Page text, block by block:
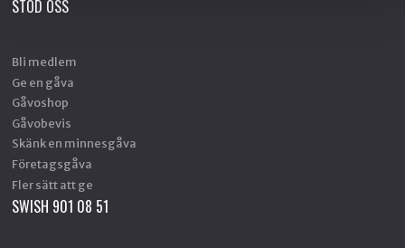
STÖD OSS
Bli medlem
Ge en gåva
Gåvoshop
Gåvobevis
Skänk en minnesgåva
Företagsgåva
Fler sätt att ge
SWISH 901 08 51